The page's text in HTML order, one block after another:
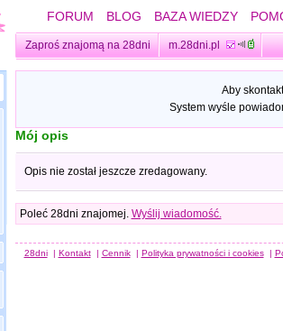
FORUM BLOG BAZA WIEDZY
Zaproś znajomą na 28dni m.28dni.pl
Aby
System wyśle
Mój opis
Opis nie został jeszcze zredagowany.
Poleć 28dni znajomej. Wyślij wiadomość.
28dni | Kontakt | Cennik | Polityka prywatności i cookies |